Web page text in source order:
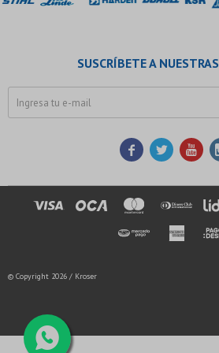
SUSCRÍBETE A
  
© Copyright 2026 / Kroser